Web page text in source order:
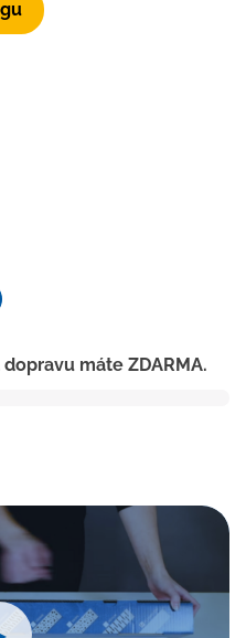
dopravu máte ZDARMA.